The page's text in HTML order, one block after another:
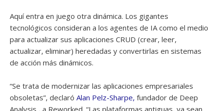
Aquí entra en juego otra dinámica. Los gigantes
tecnológicos consideran a los agentes de IA como el medio
para actualizar sus aplicaciones CRUD (crear, leer,
actualizar, eliminar) heredadas y convertirlas en sistemas
de acción más dinámicos.
“Se trata de modernizar las aplicaciones empresariales
obsoletas”, declaró Alan Pelz-Sharpe, fundador de Deep
Analysis , a Reworked. “Las plataformas antiguas, ya sean